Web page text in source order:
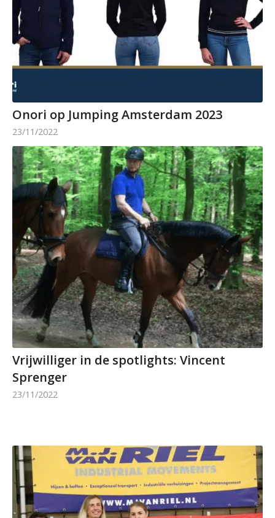
Onori op Jumping Amsterdam 2023
23/11/2022
Vrijwilliger in de spotlights: Vincent
Sprenger
23/11/2022